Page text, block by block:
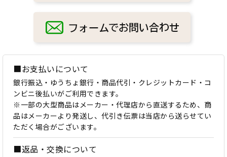
■お支払いについて
銀行振込・ゆうちょ銀行・商品代引・クレジットカード・コ
ンビニ後払いがご利用できます。
※一部の大型商品はメーカー・代理店から直送するため、商
品はメーカーより発送し、代引き伝票は当店から送らせてい
ただく場合がございます。
■返品・交換について